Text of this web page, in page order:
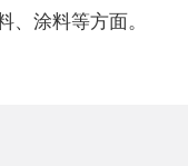
、涂料等方面。